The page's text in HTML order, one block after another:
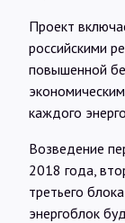
Проект
российскими
повышенной
каждого
Возведение
2018 года,
третьего
энергоблок